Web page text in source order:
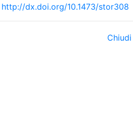
http://dx.doi.org/10.1473/stor308